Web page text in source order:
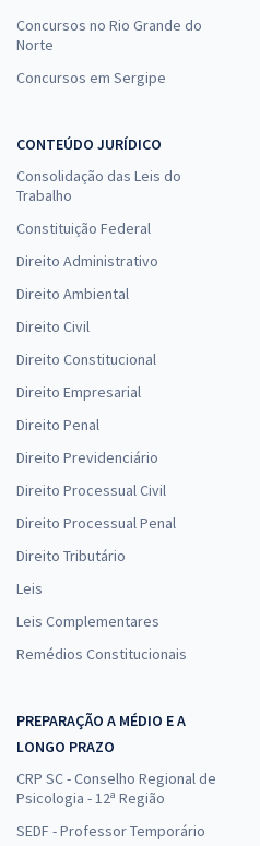
Concursos no Rio Grande do
Norte
Concursos em Sergipe
CONTEÚDO JURÍDICO
Consolidação das Leis do
Trabalho
Constituição Federal
Direito Administrativo
Direito Ambiental
Direito Civil
Direito Constitucional
Direito Empresarial
Direito Penal
Direito Previdenciário
Direito Processual Civil
Direito Processual Penal
Direito Tributário
Leis
Leis Complementares
Remédios Constitucionais
PREPARAÇÃO A MÉDIO E A
LONGO PRAZO
CRP SC - Conselho Regional de
Psicologia - 12ª Região
SEDF - Professor Temporário